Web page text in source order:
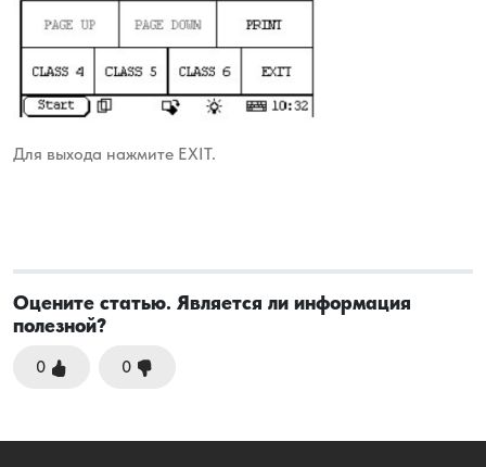
Для выхода нажмите EXIT.
Оцените статью. Является ли информация
полезной?
0 0